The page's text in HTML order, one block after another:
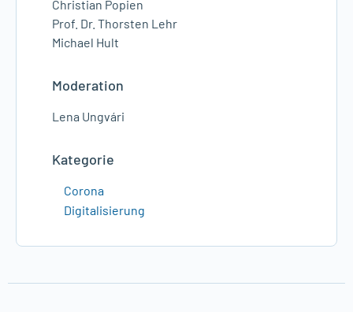
Christian Popien
Prof. Dr. Thorsten Lehr
Michael Hult
Moderation
Lena Ungvári
Kategorie
Corona
Digitalisierung